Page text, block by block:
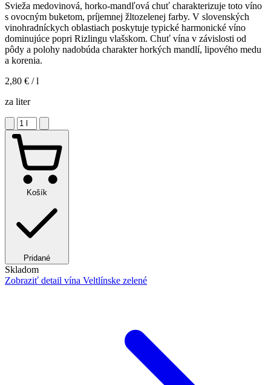
Svieža medovinová, horko-mandľová chuť charakterizuje toto víno
s ovocným buketom, príjemnej žltozelenej farby. V slovenských
vinohradníckych oblastiach poskytuje typické harmonické víno
dominujúce popri Rizlingu vlašskom. Chuť vína v závislosti od
pôdy a polohy nadobúda charakter horkých mandlí, lipového medu
a korenia.
2,80 € / l
za liter
Košík
Pridané
Skladom
Zobraziť detail vína Veltlínske zelené